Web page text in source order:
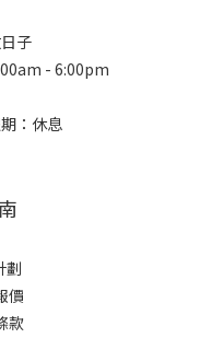
子
- 6:00pm
：休息
劃
價
款